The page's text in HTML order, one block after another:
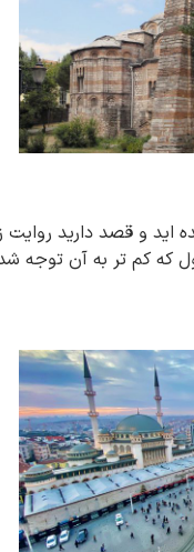
اید و قصد دارید
که کم تر به آن